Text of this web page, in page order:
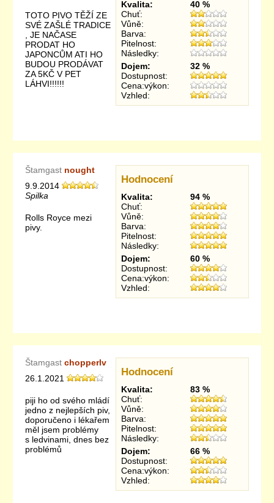
Kvalita:
40 %
Chuť:
Vůně:
Barva:
Pitelnost:
Následky:
Dojem:
32 %
Dostupnost:
Cena:výkon:
Vzhled:
TOTO PIVO TĚŽÍ ZE
SVÉ ZAŠLÉ TRADICE
, JE NAČASE
PRODAT HO
JAPONCŮM ATI HO
BUDOU PRODÁVAT
ZA 5KČ V PET
LÁHVI!!!!!!
Hodnocení
Kvalita:
94 %
Chuť:
Vůně:
Barva:
Pitelnost:
Následky:
Dojem:
60 %
Dostupnost:
Cena:výkon:
Vzhled:
Štamgast nought
9.9.2014
Spilka
Rolls Royce mezi
pivy.
Hodnocení
Kvalita:
83 %
Chuť:
Vůně:
Barva:
Pitelnost:
Následky:
Dojem:
66 %
Dostupnost:
Cena:výkon:
Vzhled:
Štamgast chopperlv
26.1.2021
piji ho od svého mládí
jedno z nejlepších piv,
doporučeno i lékařem
měl jsem problémy
s ledvinami, dnes bez
problémů